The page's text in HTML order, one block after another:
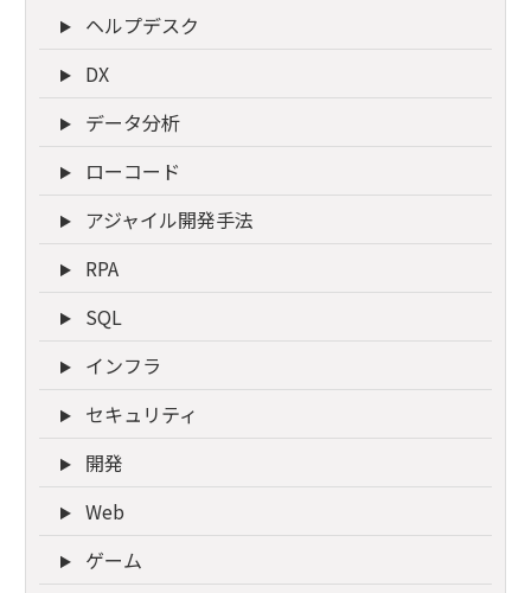
ヘルプデスク
DX
データ分析
ローコード
アジャイル開発手法
RPA
SQL
インフラ
セキュリティ
開発
Web
ゲーム